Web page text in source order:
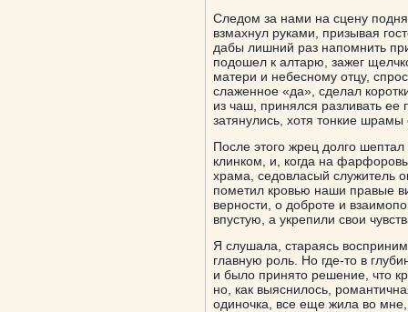
Следом за нами на сцену
взмахнул руками, призывая
дабы лишний раз напомнить
подошел к алтарю, зажег
матери и небесному отцу,
слаженное «да», сделал
из чаш, принялся разливать
затянулись, хотя тонкие
После этого жрец долго
клинком, и, когда на
храма, седовласый служитель
пометил кровью наши правые
верности, о доброте и
впустую, а укрепили свои
Я слушала, стараясь
главную роль. Но где-то в
и было принято решение, что
но, как выяснилось,
одиночка, все еще жила во